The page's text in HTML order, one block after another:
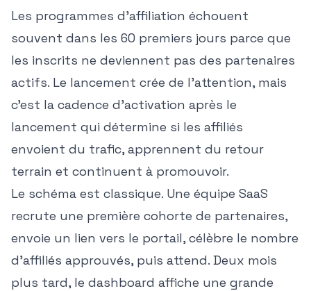
Les programmes d'affiliation échouent
souvent dans les 60 premiers jours parce que
les inscrits ne deviennent pas des partenaires
actifs. Le lancement crée de l'attention, mais
c'est la cadence d'activation après le
lancement qui détermine si les affiliés
envoient du trafic, apprennent du retour
terrain et continuent à promouvoir.
Le schéma est classique. Une équipe SaaS
recrute une première cohorte de partenaires,
envoie un lien vers le portail, célèbre le nombre
d'affiliés approuvés, puis attend. Deux mois
plus tard, le dashboard affiche une grande